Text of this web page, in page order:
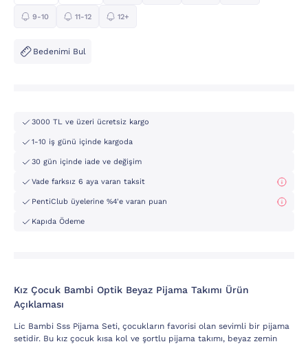
9-10 11-12 12+
Bedenimi Bul
3000 TL ve üzeri ücretsiz kargo
1-10 iş günü içinde kargoda
30 gün içinde iade ve değişim
Vade farksız 6 aya varan taksit
PentiClub üyelerine %4'e varan puan
Kapıda Ödeme
Kız Çocuk Bambi Optik Beyaz Pijama Takımı Ürün
Açıklaması
Lic Bambi Sss Pijama Seti, çocukların favorisi olan sevimli bir pijama
setidir. Bu kız çocuk kısa kol ve şortlu pijama takımı, beyaz zemin